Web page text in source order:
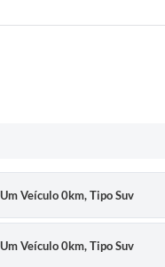
Veículo 0km, Tipo Suv
Veículo 0km, Tipo Suv